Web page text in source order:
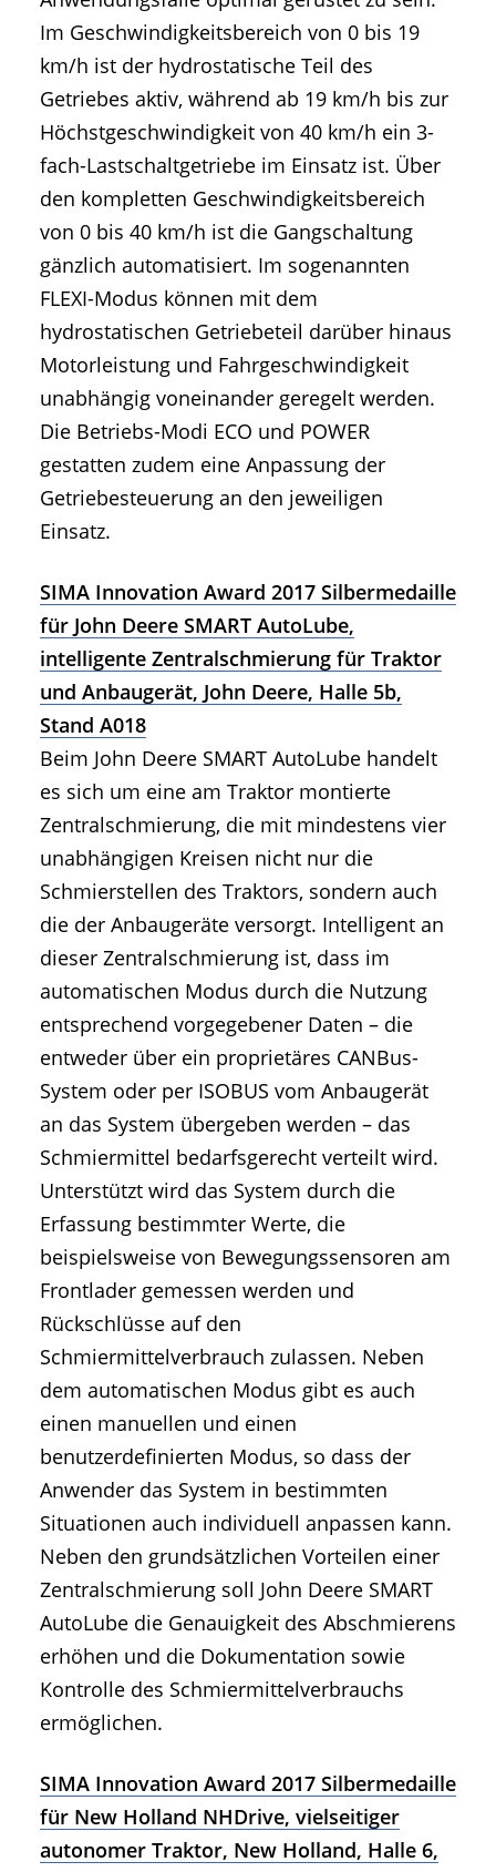
Im Geschwindigkeitsbereich von 0 bis 19
km/h ist der hydrostatische Teil des
Getriebes aktiv, während ab 19 km/h bis zur
Höchstgeschwindigkeit von 40 km/h ein 3-
fach-Lastschaltgetriebe im Einsatz ist. Über
den kompletten Geschwindigkeitsbereich
von 0 bis 40 km/h ist die Gangschaltung
gänzlich automatisiert. Im sogenannten
FLEXI-Modus können mit dem
hydrostatischen Getriebeteil darüber hinaus
Motorleistung und Fahrgeschwindigkeit
unabhängig voneinander geregelt werden.
Die Betriebs-Modi ECO und POWER
gestatten zudem eine Anpassung der
Getriebesteuerung an den jeweiligen
Einsatz.
SIMA Innovation Award 2017 Silbermedaille
für John Deere SMART AutoLube,
intelligente Zentralschmierung für Traktor
und Anbaugerät, John Deere, Halle 5b,
Stand A018
Beim John Deere SMART AutoLube handelt
es sich um eine am Traktor montierte
Zentralschmierung, die mit mindestens vier
unabhängigen Kreisen nicht nur die
Schmierstellen des Traktors, sondern auch
die der Anbaugeräte versorgt. Intelligent an
dieser Zentralschmierung ist, dass im
automatischen Modus durch die Nutzung
entsprechend vorgegebener Daten – die
entweder über ein proprietäres CANBus-
System oder per ISOBUS vom Anbaugerät
an das System übergeben werden – das
Schmiermittel bedarfsgerecht verteilt wird.
Unterstützt wird das System durch die
Erfassung bestimmter Werte, die
beispielsweise von Bewegungssensoren am
Frontlader gemessen werden und
Rückschlüsse auf den
Schmiermittelverbrauch zulassen. Neben
dem automatischen Modus gibt es auch
einen manuellen und einen
benutzerdefinierten Modus, so dass der
Anwender das System in bestimmten
Situationen auch individuell anpassen kann.
Neben den grundsätzlichen Vorteilen einer
Zentralschmierung soll John Deere SMART
AutoLube die Genauigkeit des Abschmierens
erhöhen und die Dokumentation sowie
Kontrolle des Schmiermittelverbrauchs
ermöglichen.
SIMA Innovation Award 2017 Silbermedaille
für New Holland NHDrive, vielseitiger
autonomer Traktor, New Holland, Halle 6,